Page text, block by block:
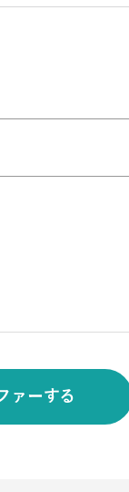
ァーする